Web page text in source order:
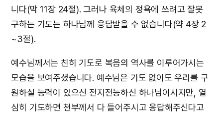
니다(막 11장 24절). 그러나 육체의 정욕에 쓰려고 잘못
구하는 기도는 하나님께 응답받을 수 없습니다(약 4장 2
~3절).
예수님께서는 친히 기도로 복음의 역사를 이루어가시는
모습을 보여주셨습니다. 예수님은 기도 없이도 우리를 구
원하실 능력이 있으신 전지전능하신 하나님이시지만, 열
심히 기도하면 천부께서 다 들어주시고 응답해주신다고